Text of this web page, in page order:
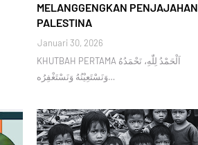
MELANGGENGKAN PENJAJAHAN
PALESTINA
Januari 30, 2026
KHUTBAH PERTAMA اَلْحَمْدُ لِلّٰهِ، نَحْمَدُهُ
وَنَسْتَعِيْنُهُ وَنَسْتَغْفِرُه…